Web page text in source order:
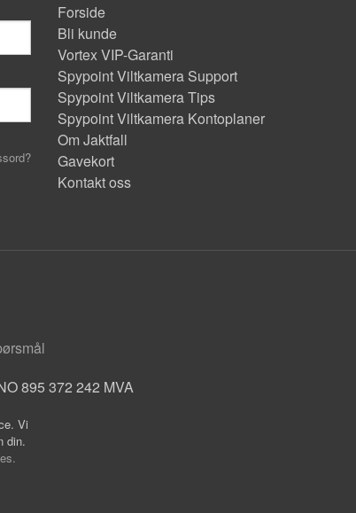
Forside
Bli kunde
Vortex VIP-Garanti
Spypoint Viltkamera Support
Spypoint Viltkamera Tips
Spypoint Viltkamera Kontoplaner
Om Jaktfall
Gavekort
Kontakt oss
895 372 242 MVA
Vi
din.